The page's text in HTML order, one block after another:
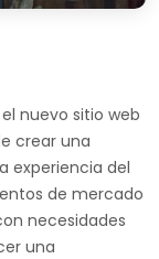
nuevo sitio web
crear una
experiencia del
de mercado
necesidades
una